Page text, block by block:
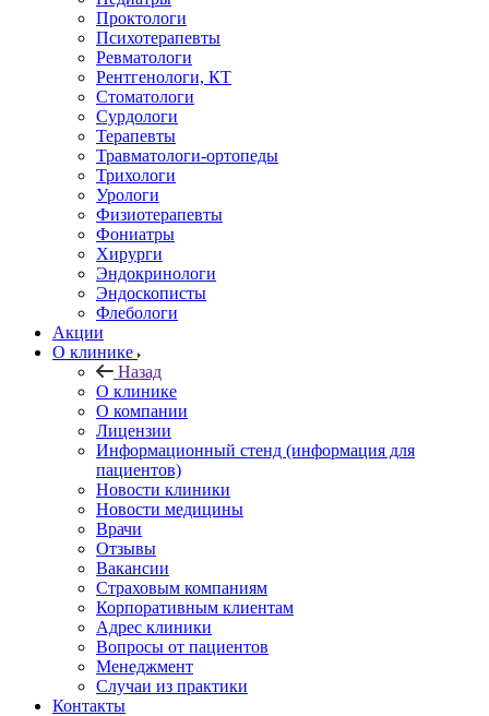
Проктологи
Психотерапевты
Ревматологи
Рентгенологи, КТ
Стоматологи
Сурдологи
Терапевты
Травматологи-ортопеды
Трихологи
Урологи
Физиотерапевты
Фониатры
Хирурги
Эндокринологи
Эндоскописты
Флебологи
Акции
О клинике
Назад
О клинике
О компании
Лицензии
Информационный стенд (информация для
пациентов)
Новости клиники
Новости медицины
Врачи
Отзывы
Вакансии
Страховым компаниям
Корпоративным клиентам
Адрес клиники
Вопросы от пациентов
Менеджмент
Случаи из практики
Контакты